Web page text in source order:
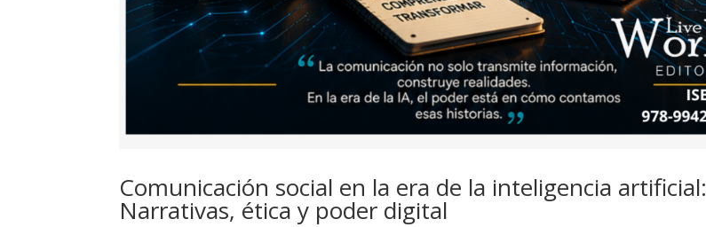
Comunicación social en la era de la inteligencia artificial:
Narrativas, ética y poder digital